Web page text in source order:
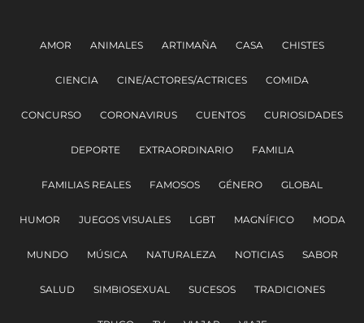
AMOR ANIMALES ARTIMAÑA CASA CHISTES
CIENCIA CINE/ACTORES/ACTRICES COMIDA
CONCURSO CORONAVIRUS CUENTOS CURIOSIDADES
DEPORTE EXTRAORDINARIO FAMILIA
FAMILIAS REALES FAMOSOS GÉNERO GLOBAL
HUMOR JUEGOS VISUALES LGBT MAGNÍFICO MODA
MUNDO MÚSICA NATURALEZA NOTICIAS SABOR
SALUD SIMBIOSEXUAL SUCESOS TRADICIONES